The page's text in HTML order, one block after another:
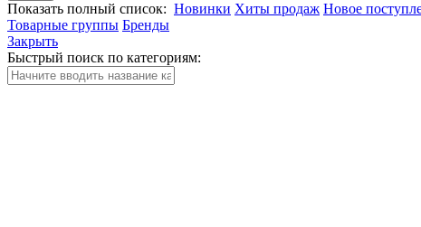
Показать полный список: Новинки Хиты продаж Новое
Товарные группы Бренды
Закрыть
Быстрый поиск по категориям: